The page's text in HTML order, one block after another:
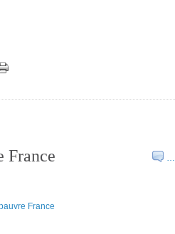
…
France